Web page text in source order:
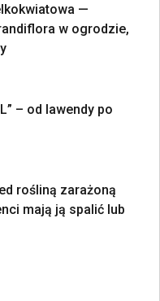
—
w ogrodzie,
– od lawendy po
rośliną zarażoną
mają ją spalić lub